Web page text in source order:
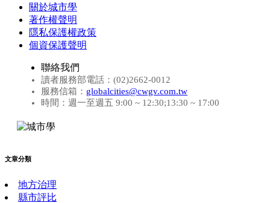
關於城市學
著作權聲明
隱私保護權政策
個資保護聲明
聯絡我們
讀者服務部電話：(02)2662-0012
服務信箱： globalcities@cwgv.com.tw
時間：週一至週五 9:00 ~ 12:30;13:30 ~ 17:00
文章分類
地方治理
縣市評比